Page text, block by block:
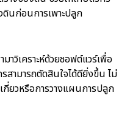
นก่อนการเพาะปลูก
าวิเคราะห์ด้วยซอฟต์แวร์เพื่อ
สามารถตัดสินใจได้ดียิ่งขึ้น ไม่
กี่ยวหรือการวางแผนการปลูก